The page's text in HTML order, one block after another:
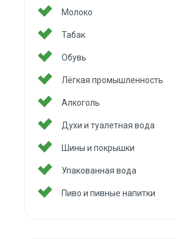
Молоко
Табак
Обувь
Лёгкая промышленность
Алкоголь
Духи и туалетная вода
Шины и покрышки
Упакованная вода
Пиво и пивные напитки